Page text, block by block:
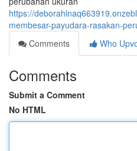
https://
membesar-payudara-rasakan-
Comments
Who
Comments
Submit a Comment
No HTML